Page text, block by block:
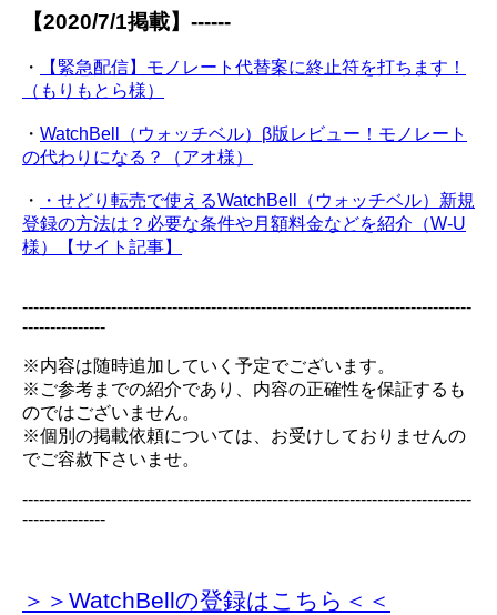
【2020/7/1掲載】------
・
【緊急配信】モノレート代替案に終止符を打ちます！
（もりもとら様）
・ WatchBell（ウォッチベル）β版レビュー！モノレート
の代わりになる？（アオ様）
・
・せどり転売で使えるWatchBell（ウォッチベル）新規
登録の方法は？必要な条件や月額料金などを紹介（W-U
様）【サイト記事】
---------------------------------------------------------------------------------
---------------
※内容は随時追加していく予定でございます。
※ご参考までの紹介であり、内容の正確性を保証するも
のではございません。
※個別の掲載依頼については、お受けしておりませんの
でご容赦下さいませ。
---------------------------------------------------------------------------------
---------------
＞＞WatchBellの登録はこちら＜＜